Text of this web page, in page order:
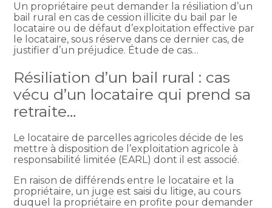
Un propriétaire peut demander la résiliation d’un
bail rural en cas de cession illicite du bail par le
locataire ou de défaut d’exploitation effective par
le locataire, sous réserve dans ce dernier cas, de
justifier d’un préjudice. Étude de cas…
Résiliation d’un bail rural : cas
vécu d’un locataire qui prend sa
retraite…
Le locataire de parcelles agricoles décide de les
mettre à disposition de l’exploitation agricole à
responsabilité limitée (EARL) dont il est associé.
En raison de différends entre le locataire et la
propriétaire, un juge est saisi du litige, au cours
duquel la propriétaire en profite pour demander